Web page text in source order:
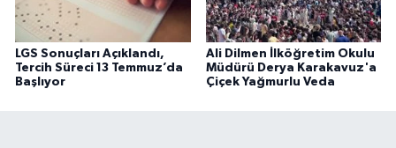
LGS Sonuçları Açıklandı,
Tercih Süreci 13 Temmuz’da
Başlıyor
Ali Dilmen İlköğretim Okulu
Müdürü Derya Karakavuz'a
Çiçek Yağmurlu Veda